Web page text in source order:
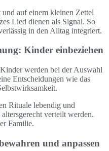
auf einem kleinen Zettel
Lied dienen als Signal. So
in den Alltag integriert.
Kinder einbeziehen
werden bei der Auswahl
Entscheidungen wie das
Rituale lebendig und
verteilt werden.
Familie.
und anpassen